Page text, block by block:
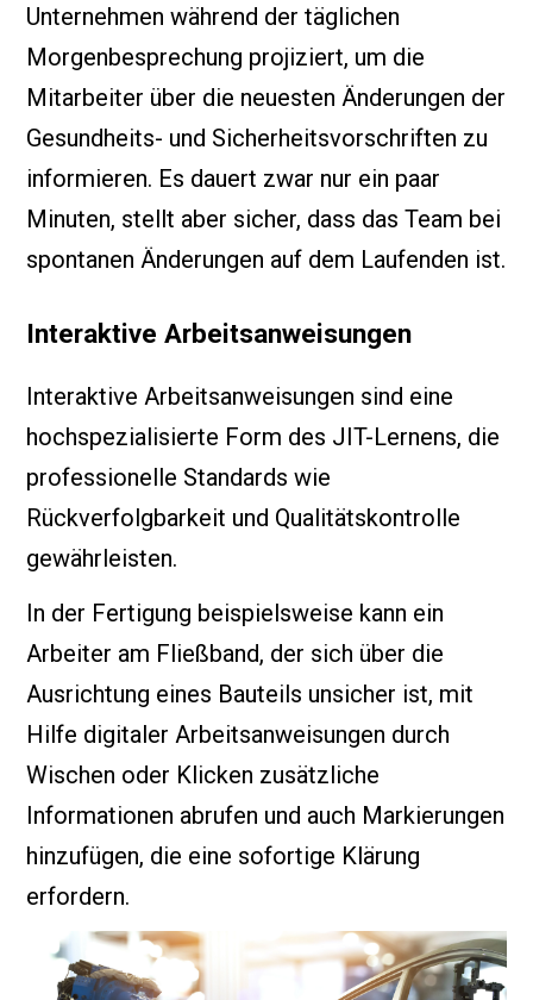
Unternehmen während der täglichen
Morgenbesprechung projiziert, um die
Mitarbeiter über die neuesten Änderungen der
Gesundheits- und Sicherheitsvorschriften zu
informieren. Es dauert zwar nur ein paar
Minuten, stellt aber sicher, dass das Team bei
spontanen Änderungen auf dem Laufenden ist.
Interaktive Arbeitsanweisungen
Interaktive Arbeitsanweisungen sind eine
hochspezialisierte Form des JIT-Lernens, die
professionelle Standards wie
Rückverfolgbarkeit und Qualitätskontrolle
gewährleisten.
In der Fertigung beispielsweise kann ein
Arbeiter am Fließband, der sich über die
Ausrichtung eines Bauteils unsicher ist, mit
Hilfe digitaler Arbeitsanweisungen durch
Wischen oder Klicken zusätzliche
Informationen abrufen und auch Markierungen
hinzufügen, die eine sofortige Klärung
erfordern.